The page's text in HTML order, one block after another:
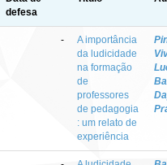
defesa
-
A importância
da ludicidade
na formação
de
professores
de pedagogia
: um relato de
experiência